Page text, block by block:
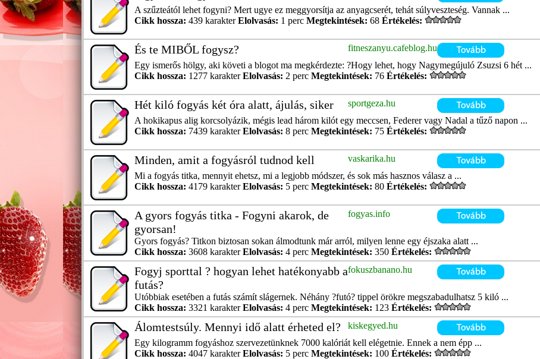
A szűzteától lehet fogyni? Mert ugye ez meggyorsítja az anyagcserét, tehát súlyveszteség. Vannak ...
Cikk hossza: 439 karakterElolvasás: 1 perc Megtekintések: 68 Értékelés:
És te MIBŐL fogysz?
fitneszanyu.cafeblog.hu
Egy ismerős hölgy, aki követi a blogot ma megkérdezte: ?Hogy lehet, hogy Nagymegújuló Zsuzsi 6 hét ...
Cikk hossza: 1277 karakterElolvasás: 2 perc Megtekintések: 76 Értékelés:
Hét kiló fogyás két óra alatt, ájulás, siker
sportgeza.hu
A hokikapus alig korcsolyázik, mégis lead három kilót egy meccsen, Federer vagy Nadal a tűző napon ...
Cikk hossza: 7439 karakterElolvasás: 8 perc Megtekintések: 75 Értékelés:
Minden, amit a fogyásról tudnod kell
vaskarika.hu
Mi a fogyás titka, mennyit ehetsz, mi a legjobb módszer, és sok más hasznos válasz a ...
Cikk hossza: 4179 karakterElolvasás: 5 perc Megtekintések: 80 Értékelés:
A gyors fogyás titka - Fogyni akarok, de
gyorsan!
fogyas.info
Gyors fogyás? Titkon biztosan sokan álmodtunk már arról, milyen lenne egy éjszaka alatt ...
Cikk hossza: 3608 karakterElolvasás: 4 perc Megtekintések: 350 Értékelés:
Fogyj sporttal ? hogyan lehet hatékonyabb a
futás?
fokuszbanano.hu
Utóbbiak esetében a futás számít slágernek. Néhány ?futó? tippel örökre megszabadulhatsz 5 kiló ...
Cikk hossza: 3321 karakterElolvasás: 4 perc Megtekintések: 123 Értékelés:
Álomtestsúly. Mennyi idő alatt érheted el?
kiskegyed.hu
Egy kilogramm fogyáshoz szervezetünknek 7000 kalóriát kell elégetnie. Ennek a nem épp ...
Cikk hossza: 4047 karakterElolvasás: 5 perc Megtekintések: 100 Értékelés: